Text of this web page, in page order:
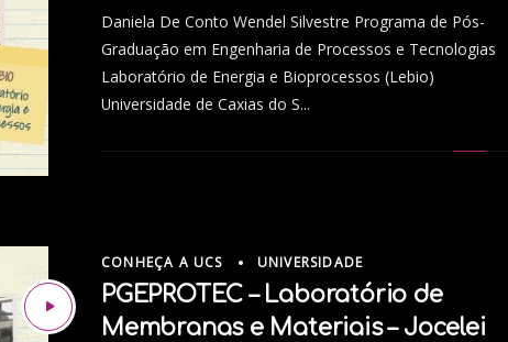
Daniela De Conto Wendel Silvestre Programa de Pós-
Graduação em Engenharia de Processos e Tecnologias
Laboratório de Energia e Bioprocessos (Lebio)
Universidade de Caxias do S...
CONHEÇA A UCS UNIVERSIDADE
PGEPROTEC – Laboratório de
Membranas e Materiais – Jocelei